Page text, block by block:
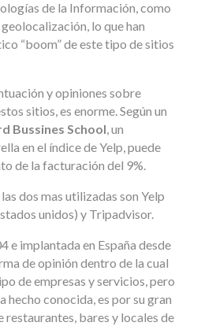
de la Información, como
lo que han
“boom” de este tipo de sitios
y opiniones sobre
sitios, es enorme. Según un
Bussines School, un
en el índice de Yelp, puede
de la facturación del 9%.
dos mas utilizadas son Yelp
unidos) y Tripadvisor.
e implantada en España desde
de opinión dentro de la cual
de empresas y servicios, pero
hecho conocida, es por su gran
restaurantes, bares y locales de